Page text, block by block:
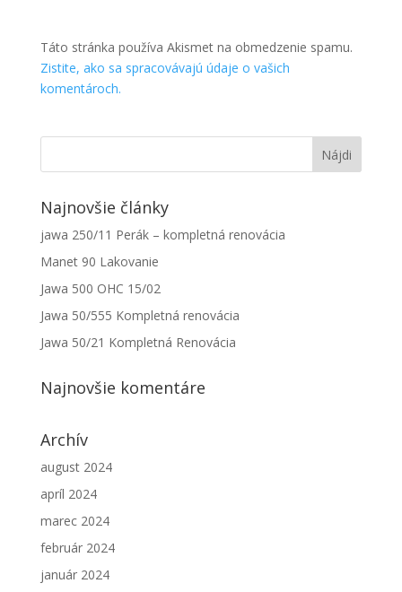
Táto stránka používa Akismet na obmedzenie spamu.
Zistite, ako sa spracovávajú údaje o vašich
komentároch.
Najnovšie články
jawa 250/11 Perák – kompletná renovácia
Manet 90 Lakovanie
Jawa 500 OHC 15/02
Jawa 50/555 Kompletná renovácia
Jawa 50/21 Kompletná Renovácia
Najnovšie komentáre
Archív
august 2024
apríl 2024
marec 2024
február 2024
január 2024